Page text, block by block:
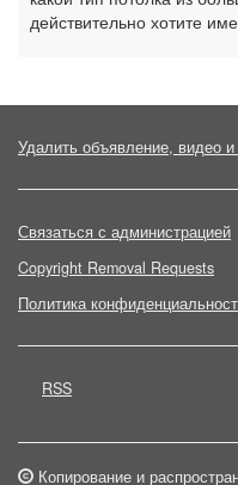
действительно хотите
Удалить объявление, видео
Связаться с администрацией
Copyright Removal Requests
Политика
RSS
Копирование и